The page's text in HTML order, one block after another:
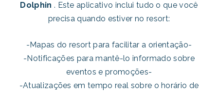
Dolphin . Este aplicativo inclui tudo o que você
precisa quando estiver no resort:
-Mapas do resort para facilitar a orientação-
-Notificações para mantê-lo informado sobre
eventos e promoções-
-Atualizações em tempo real sobre o horário de